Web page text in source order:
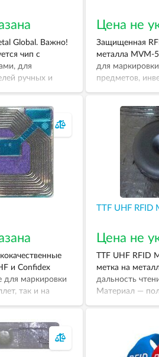
Global. Важно!
чип с
для
ручных и
Цена не
Защищенная
металла MVM-
для
предметов,
и Confidex
для маркировки
так и на
между
стандарт
Варианты
TTF UHF RFID
Цена не
TTF UHF RFID
метка на
дальность
Материал —